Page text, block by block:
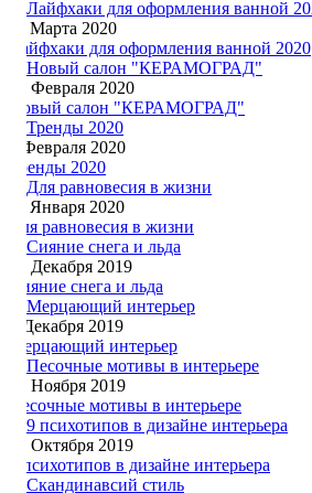
11 Марта 2020
Лайфхаки для оформления ванной 2020
19 Февраля 2020
Новый салон "КЕРАМОГРАД"
3 Февраля 2020
Тренды 2020
11 Января 2020
Для равновесия в жизни
17 Декабря 2019
Сияние снега и льда
4 Декабря 2019
Мерцающий интерьер
14 Ноября 2019
Песочные мотивы в интерьере
14 Октября 2019
9 психотипов в дизайне интерьера